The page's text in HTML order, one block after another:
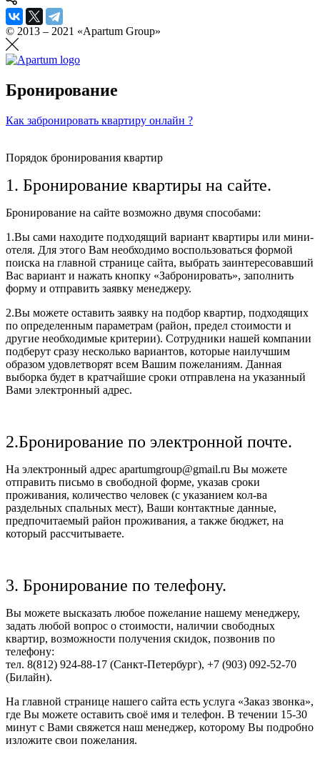
© 2013 – 2021 «Apartum Group»
Бронирование
Как забронировать квартиру онлайн ?
Порядок бронирования квартир
1. Бронирование квартиры на сайте.
Бронирование на сайте возможно двумя способами:
1.Вы сами находите подходящий вариант квартиры или мини-
отеля. Для этого Вам необходимо воспользоваться формой
поиска на главной странице сайта, выбрать заинтересовавший
Вас вариант и нажать кнопку «Забронировать», заполнить
форму и отправить заявку менеджеру.
2.Вы можете оставить заявку на подбор квартир, подходящих
по определенным параметрам (район, предел стоимости и
другие необходимые критерии). Сотрудники нашей компании
подберут сразу несколько вариантов, которые наилучшим
образом удовлетворят всем Вашим пожеланиям. Данная
выборка будет в кратчайшие сроки отправлена на указанный
Вами электронный адрес.
2.Бронирование по электронной почте.
На электронный адрес apartumgroup@gmail.ru Вы можете
отправить письмо в свободной форме, указав сроки
проживания, количество человек (с указанием кол-ва
раздельных спальных мест), Ваши контактные данные,
предпочитаемый район проживания, а также бюджет, на
который рассчитываете.
3. Бронирование по телефону.
Вы можете высказать любое пожелание нашему менеджеру,
задать любой вопрос о стоимости, наличии свободных
квартир, возможности получения скидок, позвонив по
телефону:
тел. 8(812) 924-88-17 (Санкт-Петербург), +7 (903) 092-52-70
(Билайн).
На главной странице нашего сайта есть услуга «Заказ звонка»,
где Вы можете оставить своё имя и телефон. В течении 15-30
минут с Вами свяжется наш менеджер, которому Вы подробно
изложите свои пожелания.